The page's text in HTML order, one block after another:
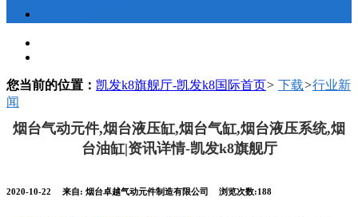
您当前的位置： 凯发k8旗舰厅-凯发k8国际首页> 下载>行业新
闻
烟台气动元件,烟台液压缸,烟台气缸,烟台液压系统,烟
台油缸|资讯详情-凯发k8旗舰厅
2020-10-22 来自: 烟台卓越气动元件制造有限公司 浏览次数:188